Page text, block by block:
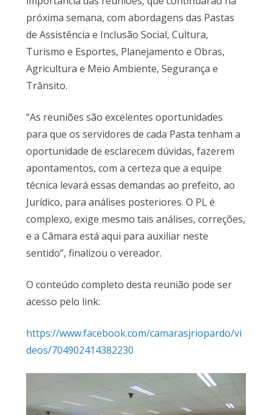
próxima semana, com abordagens das Pastas
de Assistência e Inclusão Social, Cultura,
Turismo e Esportes, Planejamento e Obras,
Agricultura e Meio Ambiente, Segurança e
Trânsito.
“As reuniões são excelentes oportunidades
para que os servidores de cada Pasta tenham a
oportunidade de esclarecem dúvidas, fazerem
apontamentos, com a certeza que a equipe
técnica levará essas demandas ao prefeito, ao
Jurídico, para análises posteriores. O PL é
complexo, exige mesmo tais análises, correções,
e a Câmara está aqui para auxiliar neste
sentido”, finalizou o vereador.
O conteúdo completo desta reunião pode ser
acesso pelo link:
https://www.facebook.com/camarasjriopardo/vi
deos/704902414382230